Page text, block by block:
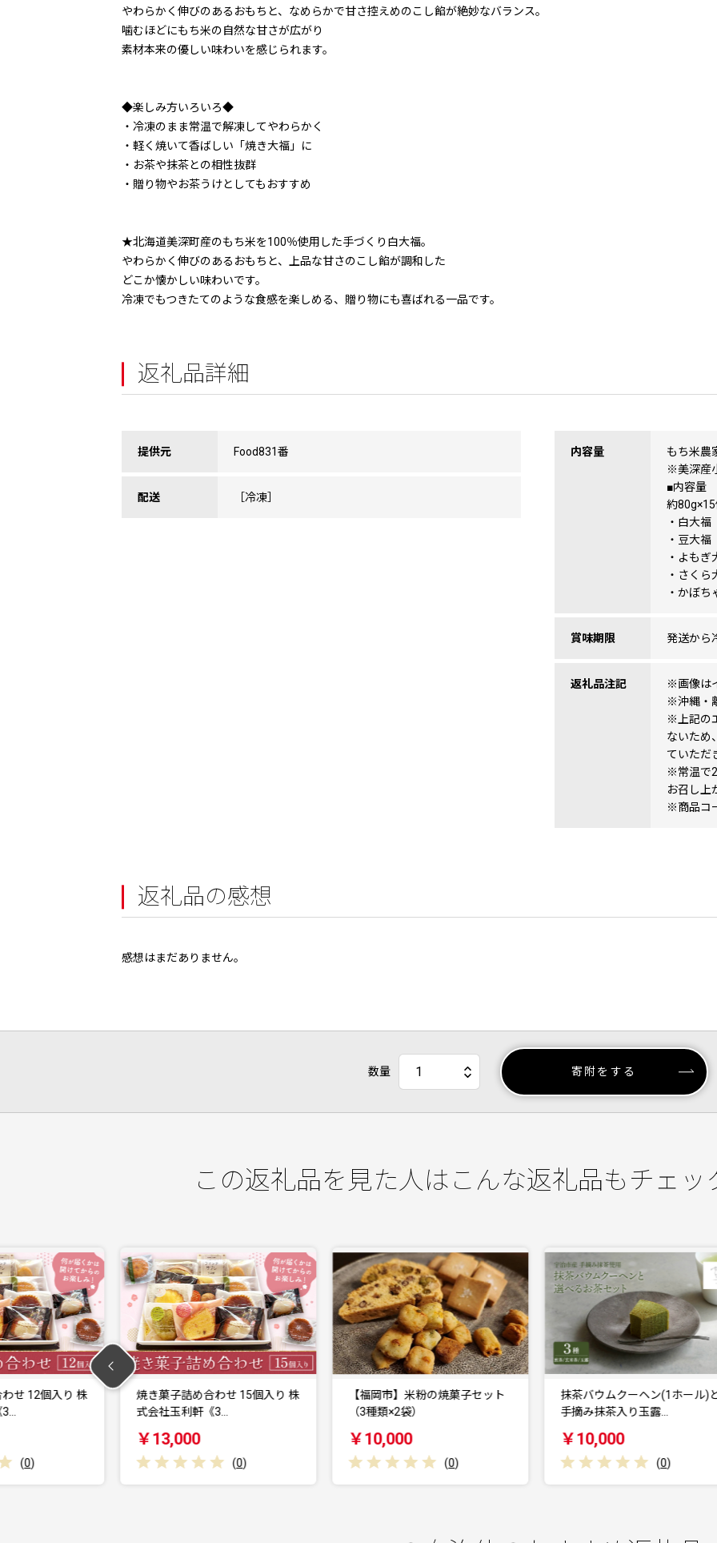
やわらかく伸びのあるおもちと、なめらかで甘さ控えめのこし餡が絶妙なバランス。
噛むほどにもち米の自然な甘さが広がり
素材本来の優しい味わいを感じられます。
◆楽しみ方いろいろ◆
・冷凍のまま常温で解凍してやわらかく
・軽く焼いて香ばしい「焼き大福」に
・お茶や抹茶との相性抜群
・贈り物やお茶うけとしてもおすすめ
★北海道美深町産のもち米を100％使用した手づくり白大福。
やわらかく伸びのあるおもちと、上品な甘さのこし餡が調和した
どこか懐かしい味わいです。
冷凍でもつきたてのような食感を楽しめる、贈り物にも喜ばれる一品です。
返礼品詳細
提供元 Food831番
配送 ［冷凍］
内容量
もち米農
※美深産
■内容量
約80g×15
・白大福
・豆大福
・よもぎ
・さくら
・かぼち
賞味期限 発送から
返礼品注記
※画像は
※沖縄・
※上記の
ないため
ていただ
※常温で
お召し上
※商品コ
返礼品の感想
感想はまだありません。
数量 寄附をする
この返礼品を見た人はこんな返礼品もチェッ
せ 15個入り 株
(0)
【福岡市】米粉の焼菓子セット
（3種類×2袋）
￥10,000
(0)
抹茶バウムクーヘン(1ホール)と
手摘み抹茶入り玉露…
￥10,000
(0)
抹茶バウムクーヘン(1ホール)
手摘み抹茶入り玄米…
￥10,000
(0)